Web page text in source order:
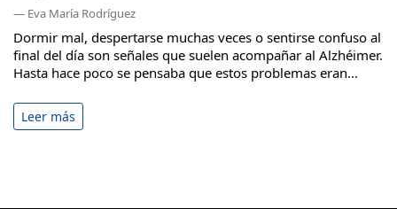
— Eva María Rodríguez
Dormir mal, despertarse muchas veces o sentirse confuso al
final del día son señales que suelen acompañar al Alzhéimer.
Hasta hace poco se pensaba que estos problemas eran...
Leer más